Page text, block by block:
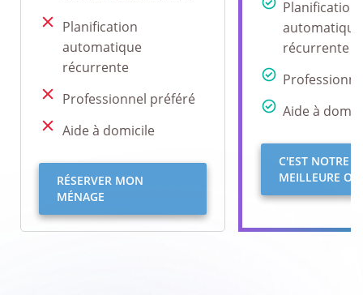
Planification
automatique
récurrente
Aide à
C'EST NOTRE
MEILLEURE
Planification
automatique
récurrente
Professionnel préféré
Aide à domicile
RÉSERVER MON
MÉNAGE